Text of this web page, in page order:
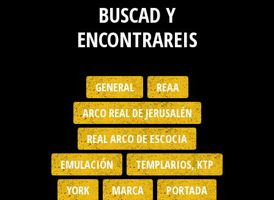
BUSCAD Y
ENCONTRAREIS
GENERAL
REAA
ARCO REAL DE JERUSALÉN
REAL ARCO DE ESCOCIA
EMULACIÓN
TEMPLARIOS, KTP
YORK
MARCA PORTADA